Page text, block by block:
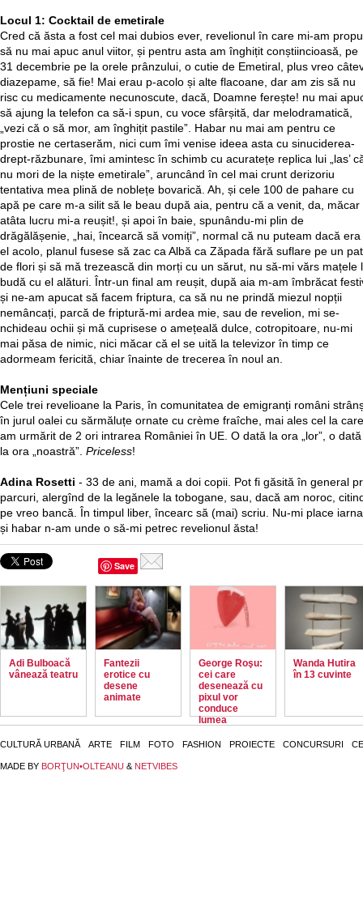
Locul 1: Cocktail de emetirale
Cred că ăsta a fost cel mai dubios ever, revelionul în care mi-am
să nu mai apuc anul viitor, și pentru asta am înghițit conștiincioasă, pe
31 decembrie pe la orele prânzului, o cutie de Emetiral, plus vreo
diazepame, să fie! Mai erau p-acolo și alte flacoane, dar am zis să nu
risc cu medicamente necunoscute, dacă, Doamne ferește! nu mai
să ajung la telefon ca să-i spun, cu voce sfârșită, dar melodramatică,
„vezi că o să mor, am înghițit pastile”. Habar nu mai am pentru ce
prostie ne certaserăm, nici cum îmi venise ideea asta cu sinuciderea-
drept-răzbunare, îmi amintesc în schimb cu acuratețe replica lui „las’
nu mori de la niște emetirale”, aruncând în cel mai crunt derizoriu
tentativa mea plină de noblețe bovarică. Ah, și cele 100 de pahare cu
apă pe care m-a silit să le beau după aia, pentru că a venit, da, măcar
atâta lucru mi-a reușit!, și apoi în baie, spunându-mi plin de
drăgălășenie, „hai, încearcă să vomiți”, normal că nu puteam dacă era
el acolo, planul fusese să zac ca Albă ca Zăpada fără suflare pe un pat
de flori și să mă trezească din morți cu un sărut, nu să-mi vărs mațele
budă cu el alături. Într-un final am reușit, după aia m-am îmbrăcat
și ne-am apucat să facem friptura, ca să nu ne prindă miezul nopții
nemâncați, parcă de friptură-mi ardea mie, sau de revelion, mi se-
nchideau ochii și mă cuprisese o amețeală dulce, cotropitoare, nu-mi
mai păsa de nimic, nici măcar că el se uită la televizor în timp ce
adormeam fericită, chiar înainte de trecerea în noul an.
Mențiuni speciale
Cele trei revelioane la Paris, în comunitatea de emigranți români
în jurul oalei cu sărmăluțe ornate cu crème fraîche, mai ales cel la care
am urmărit de 2 ori intrarea României în UE. O dată la ora „lor”, o dată
la ora „noastră”. Priceless!
Adina Rosetti - 33 de ani, mamă a doi copii. Pot fi găsită în general
parcuri, alergînd de la legănele la tobogane, sau, dacă am noroc,
pe vreo bancă. În timpul liber, încearc să (mai) scriu. Nu-mi place iarna
și habar n-am unde o să-mi petrec revelionul ăsta!
Save
Adi Bulboacă
vânează teatru
Fantezii
erotice cu
desene
animate
George Roşu:
cei care
desenează cu
pixul vor
conduce
lumea
Wanda Hutira
în 13 cuvinte
CULTURĂ URBANĂ ARTE FILM FOTO FASHION PROIECTE CONCURSURI
MADE BY BORŢUN•OLTEANU & NETVIBES